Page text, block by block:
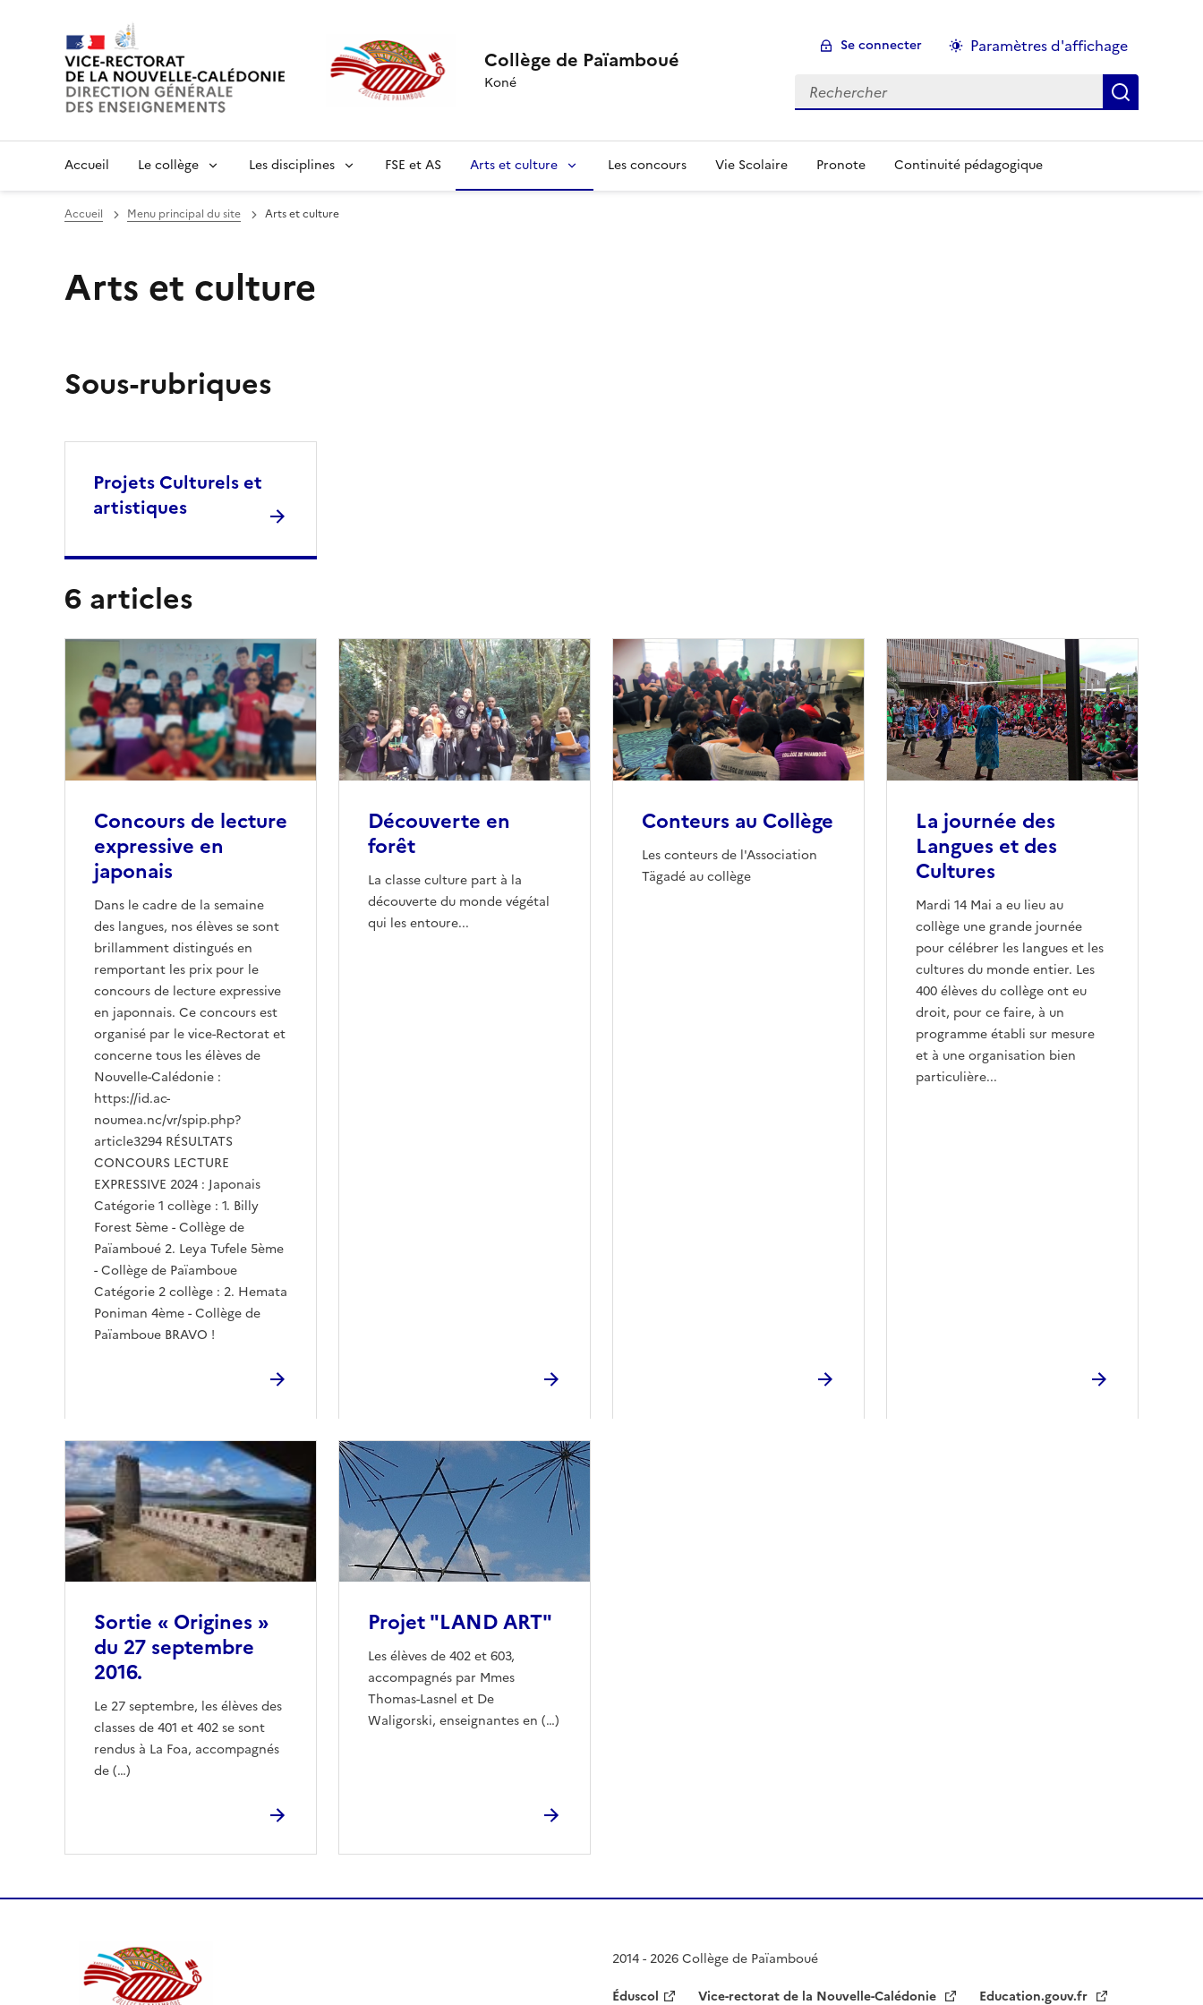
Collège de Païamboué
Koné
Se connecter
Paramètres d'affichage
Rechercher :
Accueil Le collège Les disciplines FSE et AS Arts et culture Les concours Vie Scolaire Pronote Continuité pédagogique
Accueil Menu principal du site Arts et culture
Arts et culture
Sous-rubriques
Projets Culturels et
artistiques
6 articles
Concours de lecture
expressive en
japonais
Dans le cadre de la semaine
des langues, nos élèves se sont
brillamment distingués en
remportant les prix pour le
concours de lecture expressive
en japonnais. Ce concours est
organisé par le vice-Rectorat et
concerne tous les élèves de
Nouvelle-Calédonie :
https://id.ac-
noumea.nc/vr/spip.php?
article3294 RÉSULTATS
CONCOURS LECTURE
EXPRESSIVE 2024 : Japonais
Catégorie 1 collège : 1. Billy
Forest 5ème - Collège de
Païamboué 2. Leya Tufele 5ème
- Collège de Païamboue
Catégorie 2 collège : 2. Hemata
Poniman 4ème - Collège de
Païamboue BRAVO !
Découverte en
forêt
La classe culture part à la
découverte du monde végétal
qui les entoure...
Conteurs au Collège
Les conteurs de l'Association
Tägadé au collège
La journée des
Langues et des
Cultures
Mardi 14 Mai a eu lieu au
collège une grande journée
pour célébrer les langues et les
cultures du monde entier. Les
400 élèves du collège ont eu
droit, pour ce faire, à un
programme établi sur mesure
et à une organisation bien
particulière...
Sortie « Origines »
du 27 septembre
2016.
Le 27 septembre, les élèves des
classes de 401 et 402 se sont
rendus à La Foa, accompagnés
de (…)
Projet "LAND ART"
Les élèves de 402 et 603,
accompagnés par Mmes
Thomas-Lasnel et De
Waligorski, enseignantes en (…)
2014 - 2026 Collège de Païamboué
Éduscol
Vice-rectorat de la Nouvelle-Calédonie Education.gouv.fr